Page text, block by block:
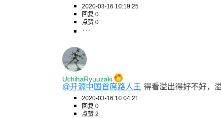
2020-03-16 10:19:25
回复 0
点赞 0
UchihaRyuuzaki
@开源中国首席路人王 得看溢出得好不好，
2020-03-16 10:04:21
回复 0
点赞 2